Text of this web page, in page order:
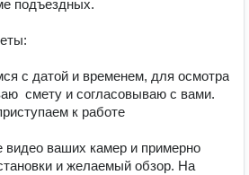
подъездных.
с датой и временем, для осмотра
смету и согласовываю с вами.
к работе
видео ваших камер и примерно
и желаемый обзор. На